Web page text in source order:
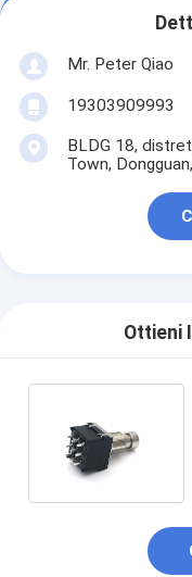
Mr. Peter Qiao
19303909993
BLDG 18,
Town,
Ottieni